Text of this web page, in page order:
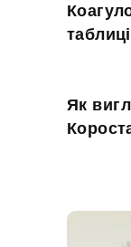
таблиці
Як